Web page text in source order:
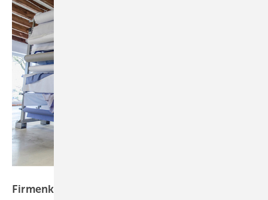
Firmenkleidung nach